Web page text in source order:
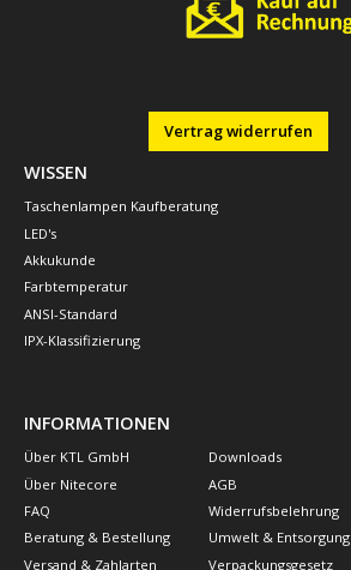
Vertrag widerrufen
WISSEN
Taschenlampen Kaufberatung
LED's
Akkukunde
Farbtemperatur
ANSI-Standard
IPX-Klassifizierung
INFORMATIONEN
Über KTL GmbH
Über Nitecore
FAQ
Beratung & Bestellung
Versand & Zahlarten
Downloads
AGB
Widerrufsbelehrung
Umwelt & Entsorgung
Verpackungsgesetz